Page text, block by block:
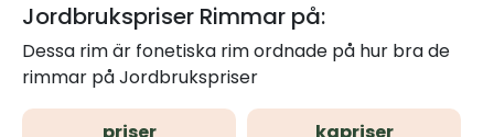
Jordbrukspriser Rimmar på:
Dessa rim är fonetiska rim ordnade på hur bra de
rimmar på Jordbrukspriser